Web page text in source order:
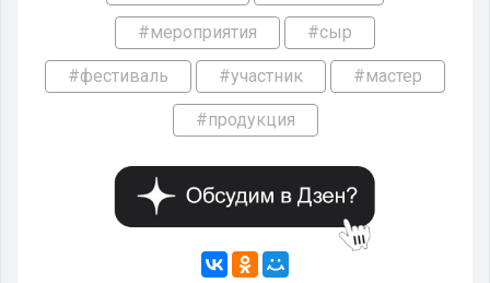
#мероприятия #сыр
#фестиваль #участник #мастер
#продукция